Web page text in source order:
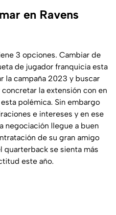
en Ravens
3 opciones. Cambiar de
de jugador franquicia esta
la campaña 2023 y buscar
la extensión con en
polémica. Sin embargo
e intereses y en ese
negociación llegue a buen
de su gran amigo
quarterback se sienta más
este año.